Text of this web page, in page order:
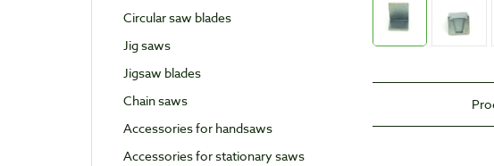
Circular saw blades
Jig saws
Jigsaw blades
Chain saws
Accessories for handsaws
Accessories for stationary saws